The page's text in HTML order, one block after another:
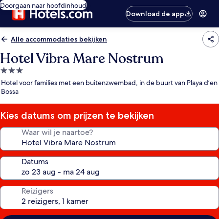
Doorgaan naar hoofdinhoud
Download de app
Alle accommodaties bekijken
Hotel Vibra Mare Nostrum
3.0-
sterrenaccommodatie
Hotel voor families met een buitenzwembad, in de buurt van Playa d’en
Bossa
Kies datums om prijzen te bekijken
Waar wil je naartoe?
Datums
Reizigers